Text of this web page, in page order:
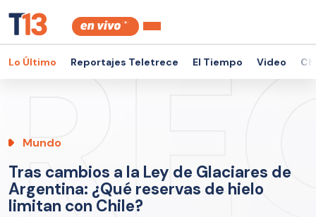
Lo Último Reportajes Teletrece El Tiempo Video
Mundo
Tras cambios a la Ley de Glaciares de
Argentina: ¿Qué reservas de hielo
limitan con Chile?